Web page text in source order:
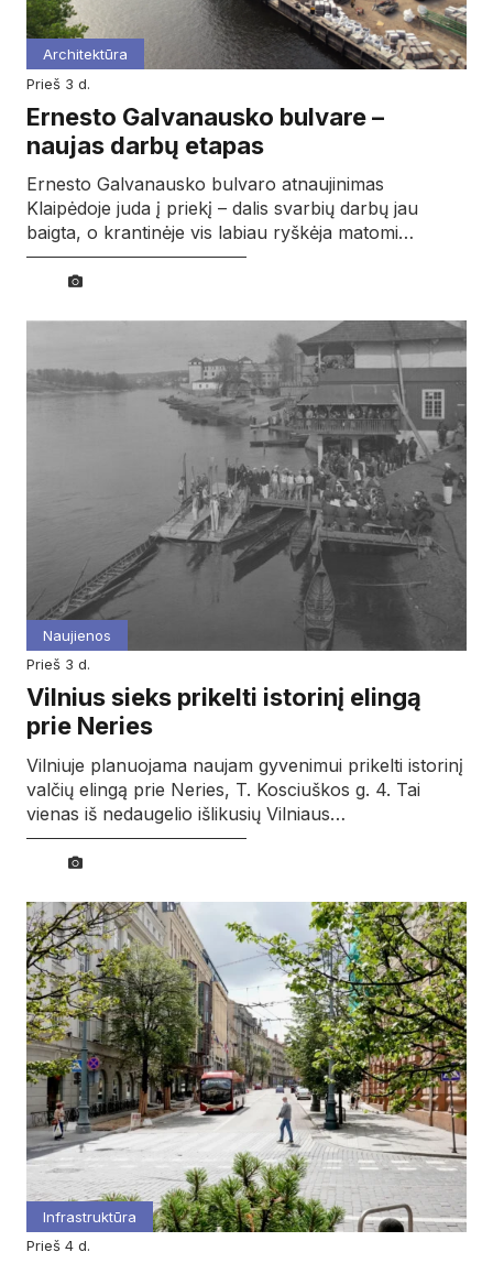
Architektūra
prieš 3 d.
Ernesto Galvanausko bulvare –
naujas darbų etapas
Ernesto Galvanausko bulvaro atnaujinimas
Klaipėdoje juda į priekį – dalis svarbių darbų jau
baigta, o krantinėje vis labiau ryškėja matomi…
Naujienos
prieš 3 d.
Vilnius sieks prikelti istorinį elingą
prie Neries
Vilniuje planuojama naujam gyvenimui prikelti istorinį
valčių elingą prie Neries, T. Kosciuškos g. 4. Tai
vienas iš nedaugelio išlikusių Vilniaus…
Infrastruktūra
prieš 4 d.